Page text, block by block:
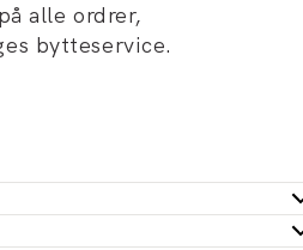
alle ordrer,
bytteservice.